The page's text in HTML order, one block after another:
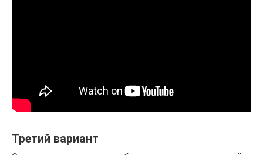
Третий вариант